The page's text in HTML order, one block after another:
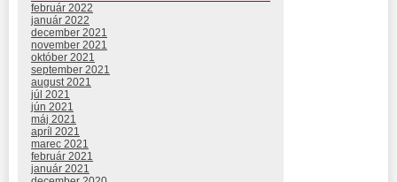
február 2022
január 2022
december 2021
november 2021
október 2021
september 2021
august 2021
júl 2021
jún 2021
máj 2021
apríl 2021
marec 2021
február 2021
január 2021